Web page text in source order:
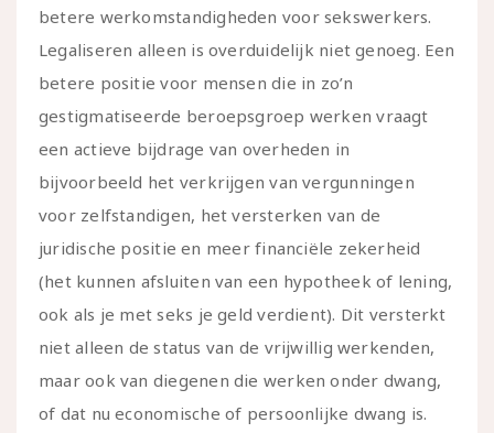
betere werkomstandigheden voor sekswerkers.
Legaliseren alleen is overduidelijk niet genoeg. Een
betere positie voor mensen die in zo’n
gestigmatiseerde beroepsgroep werken vraagt
een actieve bijdrage van overheden in
bijvoorbeeld het verkrijgen van vergunningen
voor zelfstandigen, het versterken van de
juridische positie en meer financiële zekerheid
(het kunnen afsluiten van een hypotheek of lening,
ook als je met seks je geld verdient). Dit versterkt
niet alleen de status van de vrijwillig werkenden,
maar ook van diegenen die werken onder dwang,
of dat nu economische of persoonlijke dwang is.